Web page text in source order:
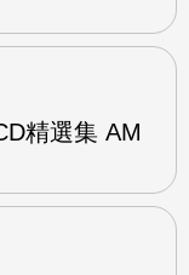
精選集 AM